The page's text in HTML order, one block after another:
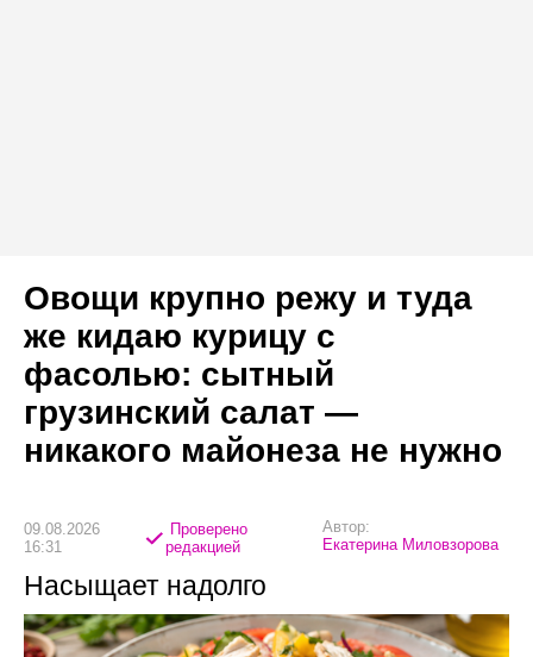
Овощи крупно режу и туда
же кидаю курицу с
фасолью: сытный
грузинский салат —
никакого майонеза не нужно
09.08.2026
16:31
Проверено
редакцией
Автор:
Екатерина Миловзорова
Насыщает надолго